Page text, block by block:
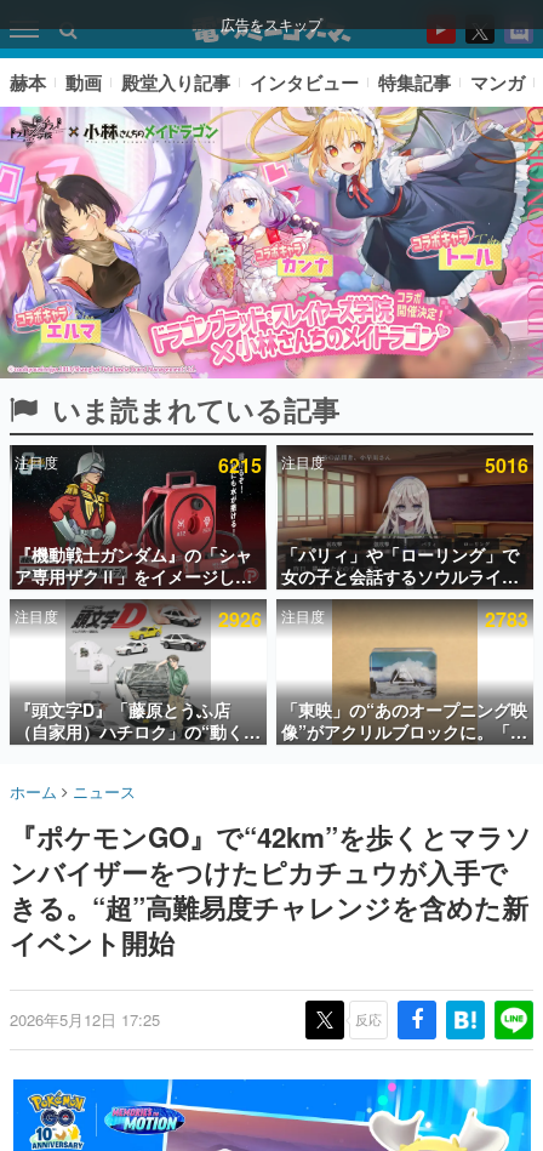
広告をスキップ
ピックアップ
電ファミのいま読まれている記事ランキング
アプリセール情報
インタビュー
連載・特集一覧
殿堂入り記事
SNS拡散数が数千以上！ ページビュー数万以上！ などな
ど。多くの人々に読まれた、電ファミ渾身の“殿堂入り”記
事をまとめました。
名作ゲームクリエイターの方々に製作時のエピソードをお
きます。
赫本
この物語を解いてはいけない。『赫本』は、〈試験問題〉
の形をした短編ホラー小説集です。
これからのデジタルゲーム市場を担う若きクリエイター達
の姿を追い、彼らのルーツと情熱を探っていきます。
ゲームに多大な影響を受けた作家さんに取材し、ゲームが
日本のコンテンツ産業やカルチャーに与えた影響を探る企
画です。
赫本 動画 殿堂入り記事 インタビュー 特集記事 マンガ
いま読まれている記事
注目度 6215
『機動戦士ガンダム』の「シャ
ア専用ザクⅡ」をイメージした
散水ホースリールが予約開始。
本体にはシャアのパーソナルマ
ークやジオン公国軍のエンブレ
ム、型式番号などを配置
注目度 5016
「パリィ」や「ローリング」で
女の子と会話するソウルライク
恋愛ゲーム『小早川さんはソウ
ルライク』無料公開。返事に失
敗すると「YOU DIED」
注目度 2926
『頭文字D』「藤原とうふ店
（自家用）ハチロク」の“動くテ
ィッシュケース”が買えるポップ
ガの舞台である群馬の「イオン
ら8月20日までの期間限定で開
催予定
注目度 2783
「東映」の“あのオープニング映
像”がアクリルブロックに。「東
映ヒストリカル グッズコレクシ
ホーム ニュース
『ポケモンGO』で“42km”を歩くとマラソ
ンバイザーをつけたピカチュウが入手で
きる。“超”高難易度チャレンジを含めた新
イベント開始
2026年5月12日 17:25 反応